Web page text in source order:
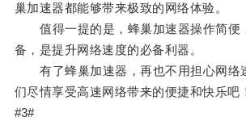
巢加速器都能够带来极致的网络体验。
值得一提的是，蜂巢加速器操作简便
备，是提升网络速度的必备利器。
有了蜂巢加速器，再也不用担心网络
们尽情享受高速网络带来的便捷和快乐吧
#3#